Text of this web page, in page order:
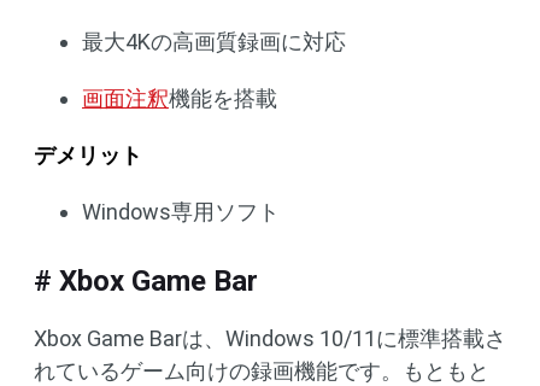
最大4Kの高画質録画に対応
画面注釈機能を搭載
デメリット
Windows専用ソフト
# Xbox Game Bar
Xbox Game Barは、Windows 10/11に標準搭載さ
れているゲーム向けの録画機能です。もともと